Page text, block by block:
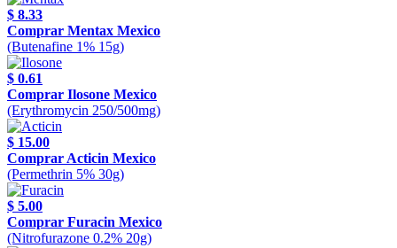
$ 8.33
Comprar Mentax Mexico
(Butenafine 1% 15g)
$ 0.61
Comprar Ilosone Mexico
(Erythromycin 250/500mg)
$ 15.00
Comprar Acticin Mexico
(Permethrin 5% 30g)
$ 5.00
Comprar Furacin Mexico
(Nitrofurazone 0.2% 20g)